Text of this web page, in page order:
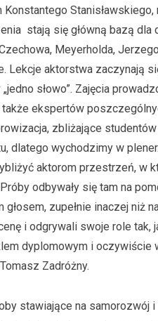
Stanisławskiego,
stają się główną bazą dla
Meyerholda, Jerzego
Lekcje aktorstwa zaczynają
słowo”. Zajęcia
ekspertów
zbliżające
dlatego wychodzimy w
aktorom przestrzeń, w
odbywały się tam na
zupełnie inaczej niż
i odgrywali swoje role tak,
dyplomowym i oczywiście
Zadróżny.
stawiające na samorozwój